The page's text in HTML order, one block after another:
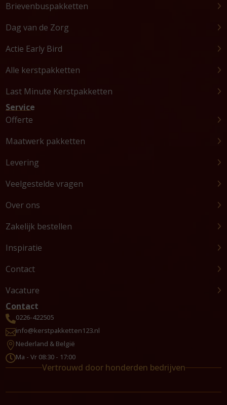
Brievenbuspakketten
Dag van de Zorg
Actie Early Bird
Alle kerstpakketten
Last Minute Kerstpakketten
Service
Offerte
Maatwerk pakketten
Levering
Veelgestelde vragen
Over ons
Zakelijk bestellen
Inspiratie
Contact
Vacature
Contact
0226-422505
info@kerstpakketten123.nl
 Nederland & België
Ma - Vr 08:30 - 17:00
Vertrouwd door honderden bedrijven